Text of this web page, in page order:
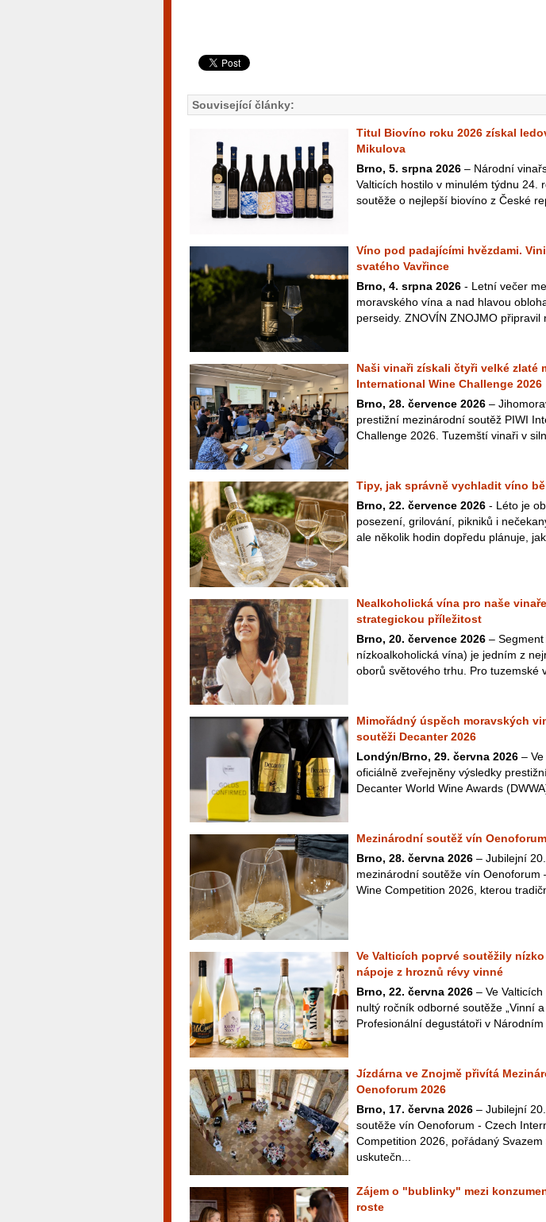
Související články:
Titul Biovíno roku 2026 získal
Mikulova
Brno, 5. srpna 2026 – Národní
Valticích hostilo v minulém týdnu 24.
soutěže o nejlepší biovíno z České
Víno pod padajícími hvězdami.
svatého Vavřince
Brno, 4. srpna 2026 - Letní večer
moravského vína a nad hlavou
perseidy. ZNOVÍN ZNOJMO připravil
Naši vinaři získali čtyři velké zlaté
International Wine Challenge 2026
Brno, 28. července 2026 –
prestižní mezinárodní soutěž PIWI
Challenge 2026. Tuzemští vinaři v
Tipy, jak správně vychladit víno
Brno, 22. července 2026 - Léto je
posezení, grilování, pikniků i
ale několik hodin dopředu plánuje,
Nealkoholická vína pro naše
strategickou příležitost
Brno, 20. července 2026 –
nízkoalkoholická vína) je jedním z
oborů světového trhu. Pro tuzemské
Mimořádný úspěch moravských
soutěži Decanter 2026
Londýn/Brno, 29. června 2026 –
oficiálně zveřejněny výsledky
Decanter World Wine Awards
Mezinárodní soutěž vín
Brno, 28. června 2026 – Jubilejní
mezinárodní soutěže vín Oenoforum
Wine Competition 2026, kterou
Ve Valticích poprvé soutěžily
nápoje z hroznů révy vinné
Brno, 22. června 2026 – Ve
nultý ročník odborné soutěže „Vinní a
Profesionální degustátoři v Národním
Jízdárna ve Znojmě přivítá
Oenoforum 2026
Brno, 17. června 2026 – Jubilejní
soutěže vín Oenoforum - Czech
Competition 2026, pořádaný
uskutečn...
Zájem o "bublinky" mezi
roste